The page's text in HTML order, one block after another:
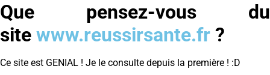
Que pensez-vous du
site www.reussirsante.fr ?
Ce site est GENIAL ! Je le consulte depuis la première ! :D